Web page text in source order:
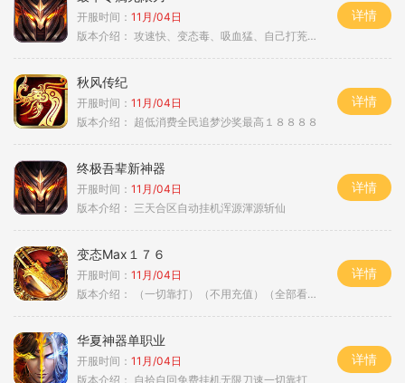
开服时间： 11月/04日
版本介绍： 攻速快、变态毒、吸血猛、自己打茺值玩
详情
秋风传纪
开服时间： 11月/04日
版本介绍： 超低消费全民追梦沙奖最高１８８８８
详情
终极吾辈新神器
开服时间： 11月/04日
版本介绍： 三天合区自动挂机浑源渾源斩仙
详情
变态Max１７６
开服时间： 11月/04日
版本介绍：
（一切靠打）（不用充值）（全部看脸）
详情
华夏神器单职业
开服时间： 11月/04日
版本介绍： 自拾自回免费挂机无限刀速一切靠打
详情